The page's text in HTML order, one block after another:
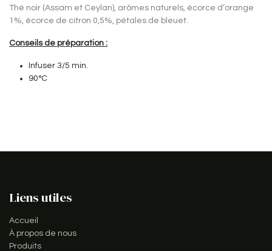
Thé noir (Assam et Ceylan), arômes naturels, écorce d‘orange
1%, écorce de citron 0,5%, pétales de bleuet.
Conseils de préparation :
Infuser 3/5 min.
90°C
Liens utiles
Accueil
À propos de nous
Produits